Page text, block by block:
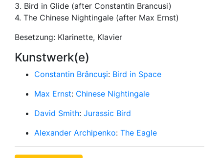
3. Bird in Glide (after Constantin Brancusi)
4. The Chinese Nightingale (after Max Ernst)
Besetzung: Klarinette, Klavier
Kunstwerk(e)
Constantin Brâncuşi: Bird in Space
Max Ernst: Chinese Nightingale
David Smith: Jurassic Bird
Alexander Archipenko: The Eagle